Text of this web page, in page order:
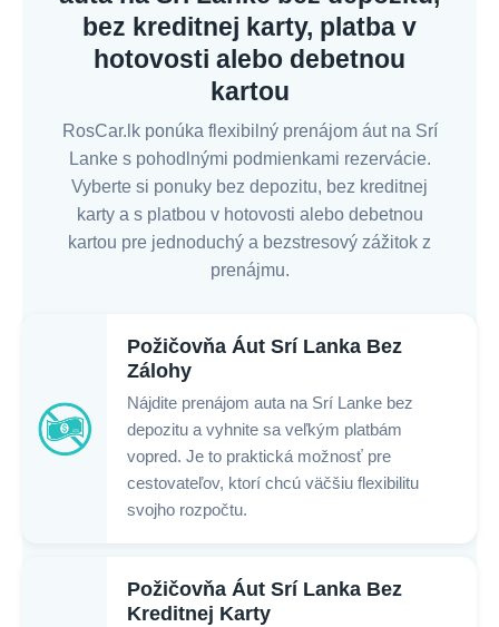
bez kreditnej karty, platba v
hotovosti alebo debetnou
kartou
RosCar.lk ponúka flexibilný prenájom áut na Srí
Lanke s pohodlnými podmienkami rezervácie.
Vyberte si ponuky bez depozitu, bez kreditnej
karty a s platbou v hotovosti alebo debetnou
kartou pre jednoduchý a bezstresový zážitok z
prenájmu.
Požičovňa Áut Srí Lanka Bez
Zálohy
Nájdite prenájom auta na Srí Lanke bez
depozitu a vyhnite sa veľkým platbám
vopred. Je to praktická možnosť pre
cestovateľov, ktorí chcú väčšiu flexibilitu
svojho rozpočtu.
Požičovňa Áut Srí Lanka Bez
Kreditnej Karty